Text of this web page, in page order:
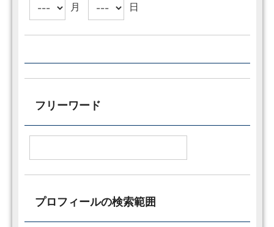
月 日
フリーワード
プロフィールの検索範囲